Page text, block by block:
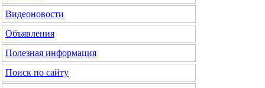
Видеоновости
Объявления
Полезная информация
Поиск по сайту